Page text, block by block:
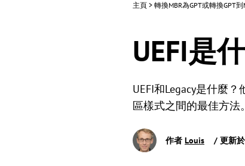
主頁 > 轉換MBR為GPT或轉換GPT到
UEFI是
UEFI和Legacy是什麼
區樣式之間的最佳方法。
作者 Louis / 更新